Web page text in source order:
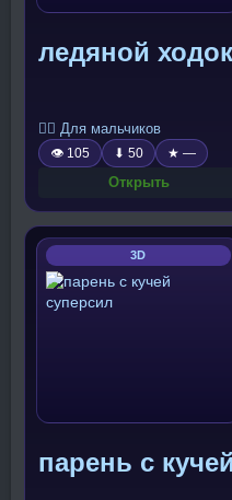
ледяной ходок
🧍‍♂️ Для мальчиков
👁 105 ⬇ 50 ★ —
Открыть
3D
парень с